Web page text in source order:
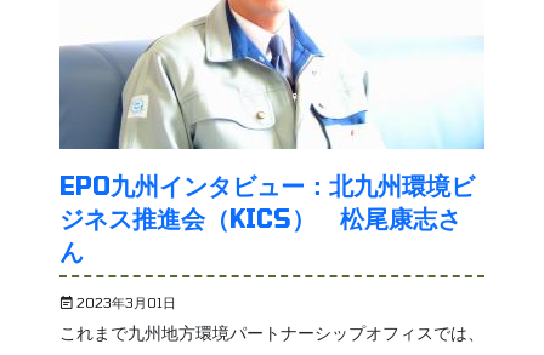
EPO九州インタビュー：北九州環境ビ
ジネス推進会（KICS） 松尾康志さ
ん
2023年3月01日
これまで九州地方環境パートナーシップオフィスでは、